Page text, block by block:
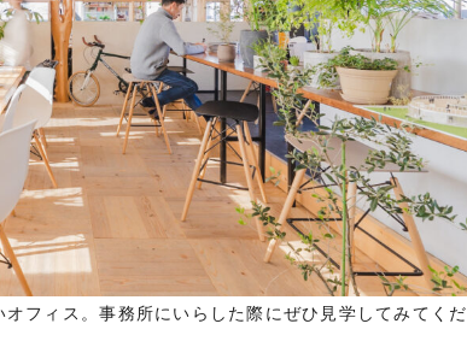
フィス。事務所にいらした際にぜひ見学してみてくだ